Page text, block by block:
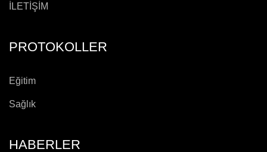
İLETİŞİM
PROTOKOLLER
Eğitim
Sağlık
HABERLER